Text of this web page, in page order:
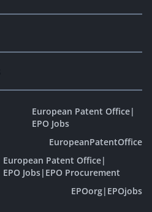
European Patent Office|
EPO Jobs
EuropeanPatentOffice
European Patent Office|
EPO Jobs| EPO Procurement
EPOorg| EPOjobs